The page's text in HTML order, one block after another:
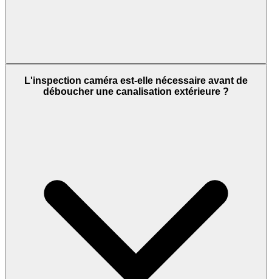
L'inspection caméra est-elle nécessaire avant de
déboucher une canalisation extérieure ?